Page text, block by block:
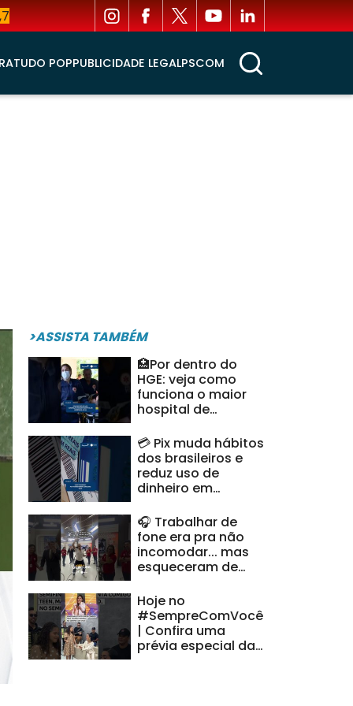
TUDO POPPUBLICIDADE LEGALPSCOM
>ASSISTA TAMBÉM
🏥Por dentro do
HGE: veja como
funciona o maior
hospital de
Alagoas
#CidadeAL
💳 Pix muda hábitos
dos brasileiros e
reduz uso de
dinheiro em
🎧 Trabalhar de
fone era pra não
incomodar... mas
esqueceram de
#HoraDoVentura
Hoje no
#SempreComVocê
| Confira uma
prévia especial da